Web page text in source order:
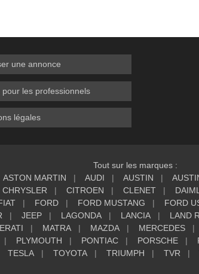
une annonce
pour les professionnels
légales
Tout sur les marques :
ASTON MARTIN AUDI AUSTIN
CHRYSLER CITROEN CLENET
FORD FORD MUSTANG FORD
JEEP LAGONDA LANCIA LAND
MATRA MAZDA MERCEDES
PLYMOUTH PONTIAC PORSCHE
TESLA TOYOTA TRIUMPH TVR